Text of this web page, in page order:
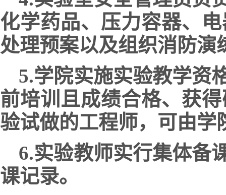
化学药品、压力容器、
处理预案以及组织消防演
5.学院实施实验教学资
前培训且成绩合格、获
验试做的工程师，可由学
6.实验教师实行集体备
课记录。